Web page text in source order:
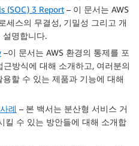
(SOC) 3 Report – 이 문서는 AWS
세스의 무결성, 기밀성 그리고 개
설명합니다.
–이 문서는 AWS 환경의 통제를 포
방식에 대해 소개하고, 여러분의
할 수 있는 제품과 기능에 대해
례 – 본 백서는 분산형 서비스 거
킬 수 있는 방안들에 대해 소개합